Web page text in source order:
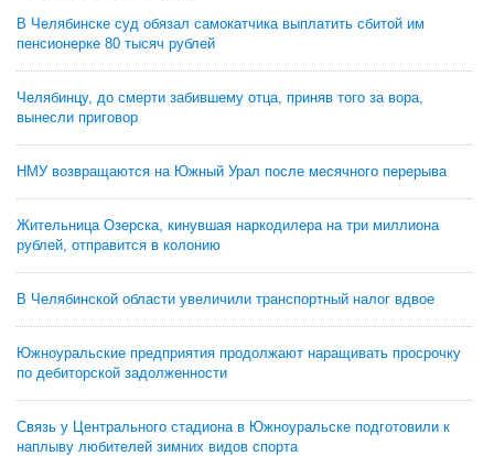
В Челябинске суд обязал самокатчика выплатить сбитой им
пенсионерке 80 тысяч рублей
Челябинцу, до смерти забившему отца, приняв того за вора,
вынесли приговор
НМУ возвращаются на Южный Урал после месячного перерыва
Жительница Озерска, кинувшая наркодилера на три миллиона
рублей, отправится в колонию
В Челябинской области увеличили транспортный налог вдвое
Южноуральские предприятия продолжают наращивать просрочку
по дебиторской задолженности
Связь у Центрального стадиона в Южноуральске подготовили к
наплыву любителей зимних видов спорта